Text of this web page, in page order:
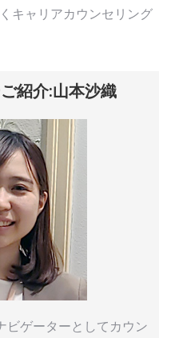
キャリアカウンセリング
紹介:山本沙織
ビゲーターとしてカウン